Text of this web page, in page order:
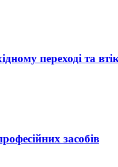
переході та
засобів